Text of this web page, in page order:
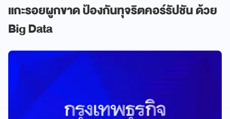
แกะรอยผูกขาด ป้องกันทุจริตคอร์รัปชัน ด้วย
Big Data